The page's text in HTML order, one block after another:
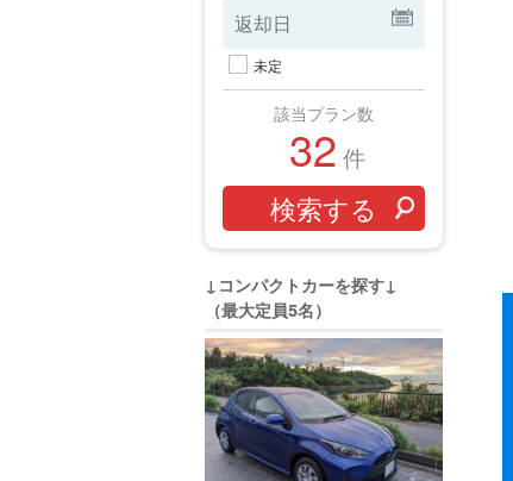
未定
該当プラン数
32 件
↓コンパクトカーを探す↓
（最大定員5名）